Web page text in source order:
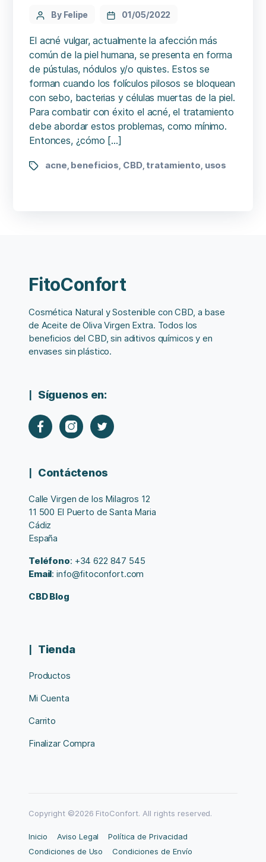
By Felipe 01/05/2022
El acné vulgar, actualmente la afección más
común de la piel humana, se presenta en forma
de pústulas, nódulos y/o quistes. Estos se
forman cuando los folículos pilosos se bloquean
con sebo, bacterias y células muertas de la piel.
Para combatir con éxito el acné, el tratamiento
debe abordar estos problemas, como mínimo.
Entonces, ¿cómo […]
acne beneficios CBD, tratamiento usos
FitoConfort
Cosmética Natural y Sostenible con CBD, a base
de Aceite de Oliva Virgen Extra. Todos los
beneficios del CBD, sin aditivos químicos y en
envases sin plástico.
Síguenos en:
Contáctenos
Calle Virgen de los Milagros 12
11 500 El Puerto de Santa Maria
Cádiz
España
Teléfono: +34 622 847 545
Email: info@fitoconfort.com
CBD Blog
Tienda
Productos
Mi Cuenta
Carrito
Finalizar Compra
Copyright ©2026 FitoConfort. All rights reserved.
Inicio Aviso Legal
Política de Privacidad
Condiciones de Uso
Condiciones de Envío